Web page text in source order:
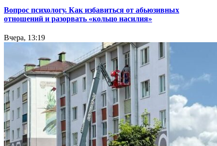
Вопрос психологу. Как избавиться от абьюзивных
отношений и разорвать «кольцо насилия»
Вчера, 13:19